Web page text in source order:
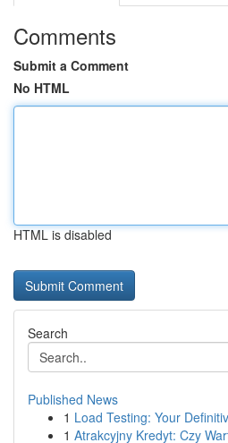
Comments
Submit a Comment
No HTML
HTML is disabled
Search
Published News
1 Load Testing: Your
1 Atrakcyjny Kredyt: Czy